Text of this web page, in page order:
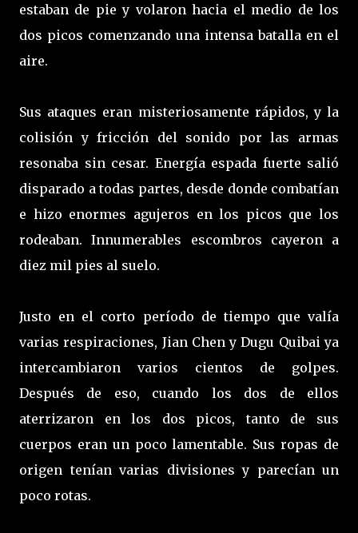
estaban de pie y volaron hacia el medio de los
dos picos comenzando una intensa batalla en el
aire.
Sus ataques eran misteriosamente rápidos, y la
colisión y fricción del sonido por las armas
resonaba sin cesar. Energía espada fuerte salió
disparado a todas partes, desde donde combatían
e hizo enormes agujeros en los picos que los
rodeaban. Innumerables escombros cayeron a
diez mil pies al suelo.
Justo en el corto período de tiempo que valía
varias respiraciones, Jian Chen y Dugu Quibai ya
intercambiaron varios cientos de golpes.
Después de eso, cuando los dos de ellos
aterrizaron en los dos picos, tanto de sus
cuerpos eran un poco lamentable. Sus ropas de
origen tenían varias divisiones y parecían un
poco rotas.